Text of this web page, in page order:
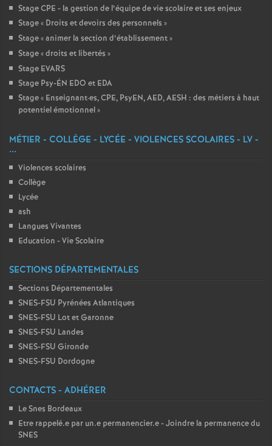
Stage CPE - la gestion de l’équipe de vie scolaire et ses enjeux
Stage « Droits et devoirs des personnels »
Stage «animer la section d’établissement»
Stage «droits et libertés »
Stage EVARS
Stage Psy-ÉN EDO et EDA
Stage « Enseignant·es, CPE, PsyEN, AED, AESH : des métiers à haut
potentiel émotionnel»
MÉTIER - COLLÈGE - LYCÉE - VIOLENCES SCOLAIRES - LV -
...
Violences scolaires
Collège
Lycée
ash
Langues Vivantes
Education - Vie Scolaire
SECTIONS DÉPARTEMENTALES
Sections Départementales
SNES-FSU Pyrénées Atlantiques
SNES-FSU Lot et Garonne
SNES-FSU Landes
SNES-FSU Gironde
SNES-FSU Dordogne
CONTACTS - ADHÉRER
Le Snes Bordeaux
Etre rappelé.e par un.e permanencier.e - Joindre la permanence du
SNES